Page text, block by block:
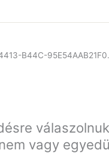
vagy